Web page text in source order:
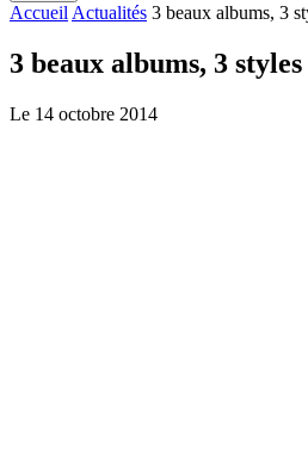
Accueil Actualités 3 beaux albums, 3
3 beaux albums, 3 styles
Le 14 octobre 2014